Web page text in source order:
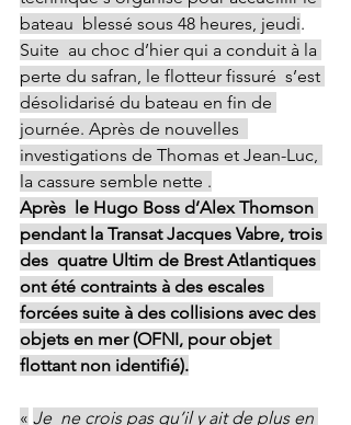
bateau  blessé sous 48 heures, jeudi.
Suite  au choc d’hier qui a conduit à la
perte du safran, le flotteur fissuré  s’est
désolidarisé du bateau en fin de
journée. Après de nouvelles
investigations de Thomas et Jean-Luc,
la cassure semble nette .
Après  le Hugo Boss d’Alex Thomson
pendant la Transat Jacques Vabre, trois
des  quatre Ultim de Brest Atlantiques
ont été contraints à des escales
forcées suite à des collisions avec des
objets en mer (OFNI, pour objet
flottant non identifié).
« Je  ne crois pas qu’il y ait de plus en